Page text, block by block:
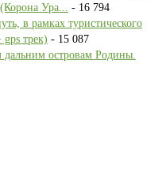
Ура...
- 16 794
в рамках туристического
трек) - 15 087
островам Родины.